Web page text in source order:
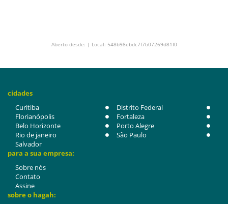
Aberto desde: | Local: 548b98ebdc7f7b07269d81f0
cidades
Curitiba
Distrito Federal
Florianópolis
Fortaleza
Belo Horizonte
Porto Alegre
Rio de janeiro
São Paulo
Salvador
para a sua empresa:
Sobre nós
Contato
Assine
sobre o hagah: